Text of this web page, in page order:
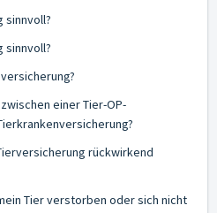
sinnvoll?
sinnvoll?
einer Tier-OP-
rückwirkend
Tier verstorben oder sich nicht